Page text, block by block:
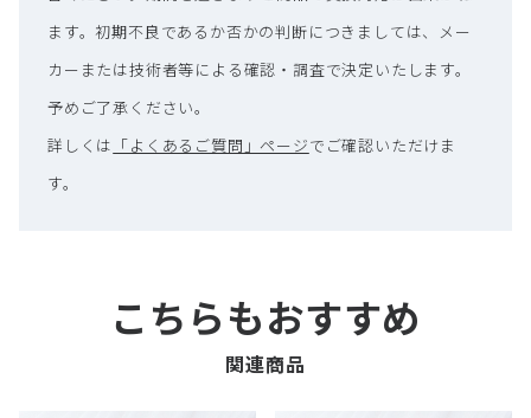
ます。初期不良であるか否かの判断につきましては、メー
カーまたは技術者等による確認・調査で決定いたします。
予めご了承ください。
詳しくは 「よくあるご質問」ページでご確認いただけま
す。
こちらもおすすめ
関連商品